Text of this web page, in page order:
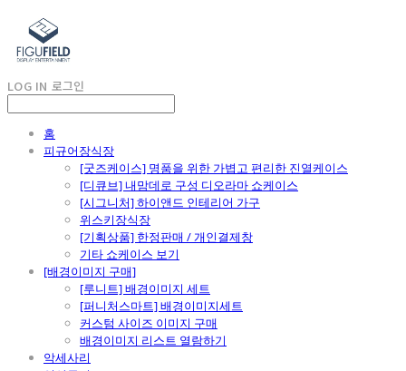
LOG IN 로그인
홈
피규어장식장
[굿즈케이스] 명품을 위한 가볍고 편리한 진열케이스
[디큐브] 내맘데로 구성 디오라마 쇼케이스
[시그니처] 하이앤드 인테리어 가구
위스키장식장
[기획상품] 한정판매 / 개인결제창
기타 쇼케이스 보기
[배경이미지 구매]
[루니트] 배경이미지 세트
[퍼니처스마트] 배경이미지세트
커스텀 사이즈 이미지 구매
배경이미지 리스트 열람하기
악세사리